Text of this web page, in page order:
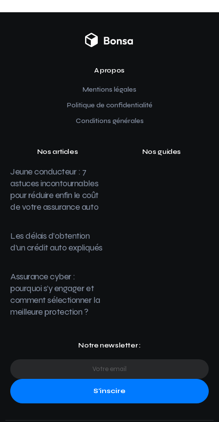
A propos
Mentions légales
Politique de confidentialité
Conditions générales
Nos articles
Jeune conducteur : 7
astuces incontournables
pour réduire enfin le coût
de votre assurance auto
Les délais d’obtention
d’un crédit auto expliqués
Assurance cyber :
pourquoi s’y engager et
comment sélectionner la
meilleure protection ?
Nos guides
Notre newsletter :
S'inscire